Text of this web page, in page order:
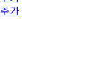
추가